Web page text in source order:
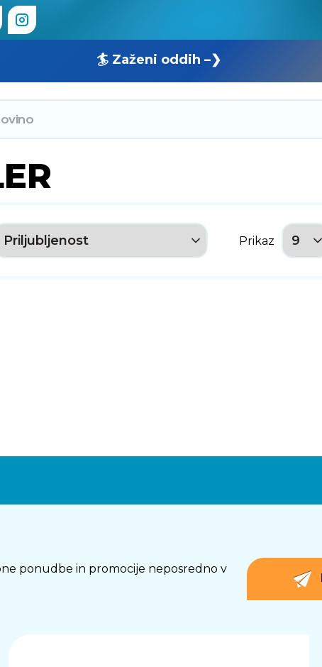
🏄 Zaženi oddih –❯
Prikaz
ponudbe in promocije neposredno v